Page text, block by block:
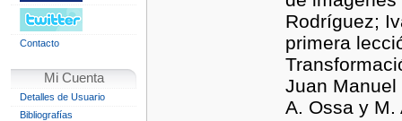
Contacto
Mi Cuenta
Detalles de Usuario
Bibliografías
Rodríguez;
primera
Juan
A. Ossa y M.